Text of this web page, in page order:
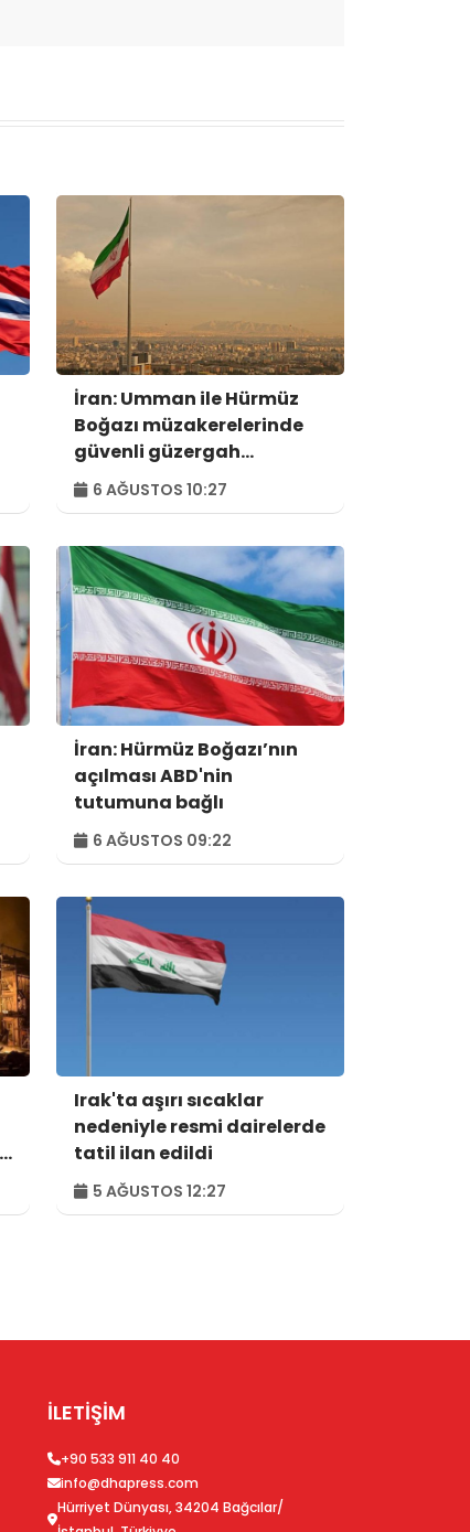
İran: Umman ile Hürmüz
Boğazı müzakerelerinde
güvenli güzergah
konusunda anlaşmaya
vardık
6 AĞUSTOS 10:27
İran: Hürmüz Boğazı’nın
açılması ABD'nin
tutumuna bağlı
6 AĞUSTOS 09:22
Irak'ta aşırı sıcaklar
nedeniyle resmi dairelerde
tatil ilan edildi
5 AĞUSTOS 12:27
İLETİŞİM
+90 533 911 40 40
info@dhapress.com
Hürriyet Dünyası, 34204 Bağcılar/